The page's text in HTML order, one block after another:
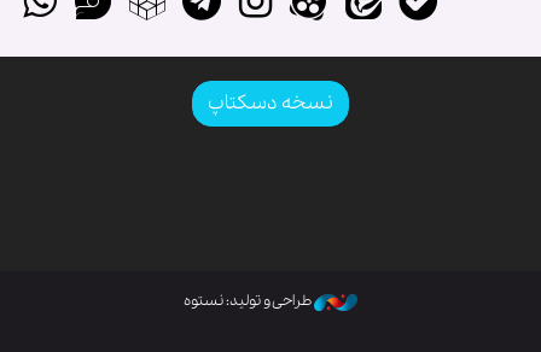
نسخه دسکتاپ
طراحی و تولید: نستوه